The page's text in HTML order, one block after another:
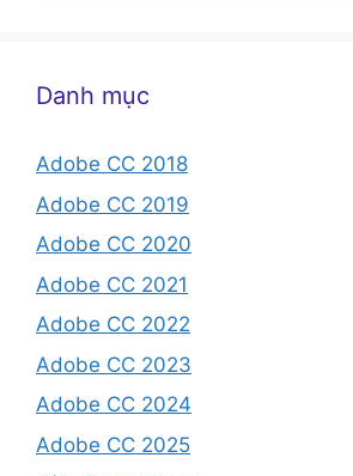
Danh mục
Adobe CC 2018
Adobe CC 2019
Adobe CC 2020
Adobe CC 2021
Adobe CC 2022
Adobe CC 2023
Adobe CC 2024
Adobe CC 2025